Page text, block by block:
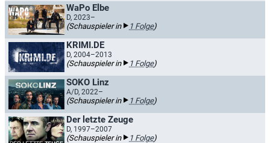
WaPo Elbe
D, 2023–
(Schauspieler in 1 Folge)
KRIMI.DE
D, 2004–2013
(Schauspieler in 1 Folge)
SOKO Linz
A/D, 2022–
(Schauspieler in 1 Folge)
Der letzte Zeuge
D, 1997–2007
(Schauspieler in 1 Folge)